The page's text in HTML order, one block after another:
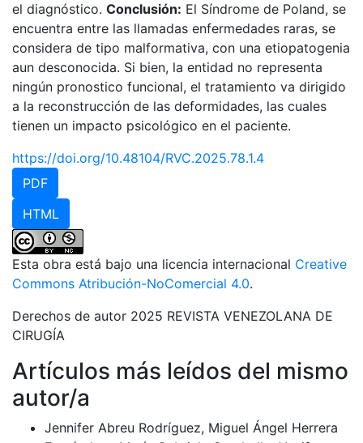
el diagnóstico. Conclusión: El Síndrome de Poland, se
encuentra entre las llamadas enfermedades raras, se
considera de tipo malformativa, con una etiopatogenia
aun desconocida. Si bien, la entidad no representa
ningún pronostico funcional, el tratamiento va dirigido
a la reconstrucción de las deformidades, las cuales
tienen un impacto psicológico en el paciente.
https://doi.org/10.48104/RVC.2025.78.1.4
PDF
HTML
Esta obra está bajo una licencia internacional Creative
Commons Atribución-NoComercial 4.0.
Derechos de autor 2025 REVISTA VENEZOLANA DE
CIRUGÍA
Artículos más leídos del mismo
autor/a
Jennifer Abreu Rodríguez, Miguel Ángel Herrera